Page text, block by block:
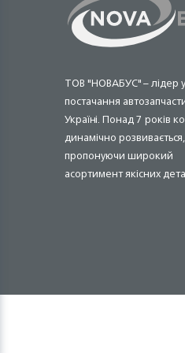
ТОВ "НОВАБУС" – лідер
постачання
Україні. Понад 7 років
динамічно розвивається,
пропонуючи широкий
асортимент якісних